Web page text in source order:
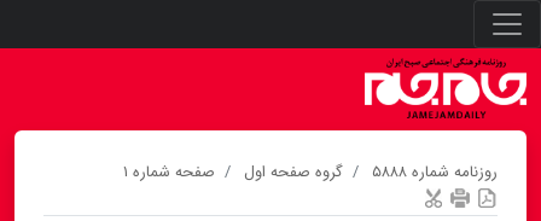
روزنامه شماره ۵۸۸۸ گروه صفحه اول صفحه شماره ۱